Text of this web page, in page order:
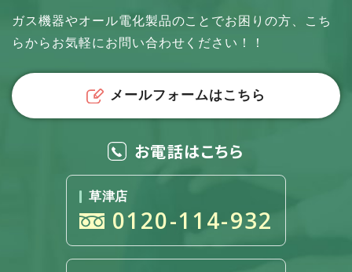
ガス機器やオール電化製品のことでお困りの方、
こち
らからお気軽にお問い合わせください！！
メールフォームはこちら
お電話はこちら
草津店
0120-114-932